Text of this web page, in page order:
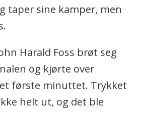
taper sine kamper, men
Harald Foss brøt seg
og kjørte over
første minuttet. Trykket
helt ut, og det ble